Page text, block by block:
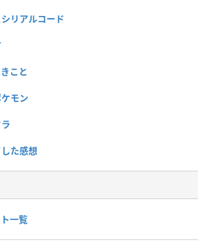
リアルコード
こと
モン
た感想
一覧